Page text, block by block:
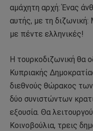
αμάχητη αρχή: Ένας
αυτής, με τη
με πέντε ελληνικές!
Η τουρκοδιζωνική θα
Κυπριακής
διεθνούς θώρακος των
δύο συνιστώντων
εξουσία. Θα
Κοινοβούλια, τρεις